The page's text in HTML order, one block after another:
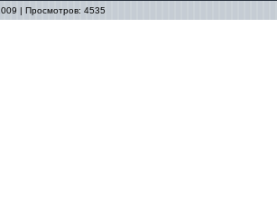
| Просмотров: 4535